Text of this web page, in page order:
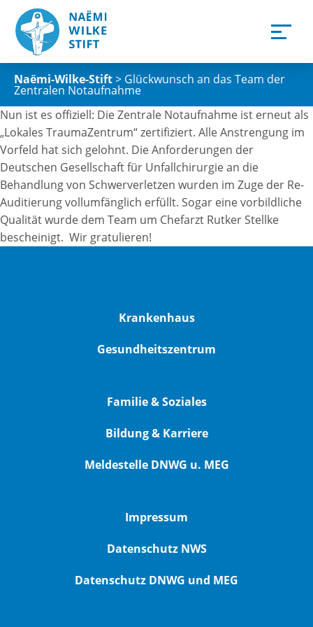
Naëmi-Wilke-Stift> Glückwunsch an das Team der
Zentralen Notaufnahme
Nun ist es offiziell: Die Zentrale Notaufnahme ist erneut als
„Lokales TraumaZentrum“ zertifiziert. Alle Anstrengung im
Vorfeld hat sich gelohnt. Die Anforderungen der
Deutschen Gesellschaft für Unfallchirurgie an die
Behandlung von Schwerverletzen wurden im Zuge der Re-
Auditierung vollumfänglich erfüllt. Sogar eine vorbildliche
Qualität wurde dem Team um Chefarzt Rutker Stellke
bescheinigt. Wir gratulieren!
Krankenhaus
Gesundheitszentrum
Familie & Soziales
Bildung & Karriere
Meldestelle DNWG u. MEG
Impressum
Datenschutz NWS
Datenschutz DNWG und MEG